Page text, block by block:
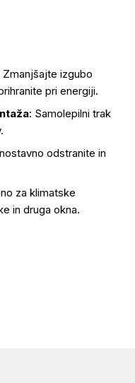
Zmanjšajte izgubo
pri energiji.
: Samolepilni trak
odstranite in
za klimatske
in druga okna.